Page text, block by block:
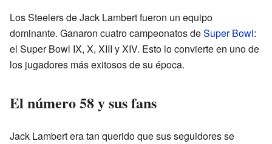
Los Steelers de Jack Lambert fueron un equipo
dominante. Ganaron cuatro campeonatos deSuper Bowl:
el Super Bowl IX, X, XIII y XIV. Esto lo convierte en uno de
los jugadores más exitosos de su época.
El número 58 y sus fans
Jack Lambert era tan querido que sus seguidores se